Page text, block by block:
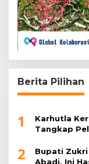
Berita Pilihan
1
Karhutla
Tangkap
2
Bupati Zukri
Abadi, Ini